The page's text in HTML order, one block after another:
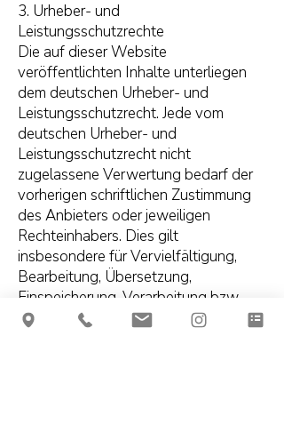
3. Urheber- und
Leistungsschutzrechte
Die auf dieser Website
veröffentlichten Inhalte unterliegen
dem deutschen Urheber- und
Leistungsschutzrecht. Jede vom
deutschen Urheber- und
Leistungsschutzrecht nicht
zugelassene Verwertung bedarf der
vorherigen schriftlichen Zustimmung
des Anbieters oder jeweiligen
Rechteinhabers. Dies gilt
insbesondere für Vervielfältigung,
Bearbeitung, Übersetzung,
Einspeicherung, Verarbeitung bzw.
Wiedergabe von Inhalten in